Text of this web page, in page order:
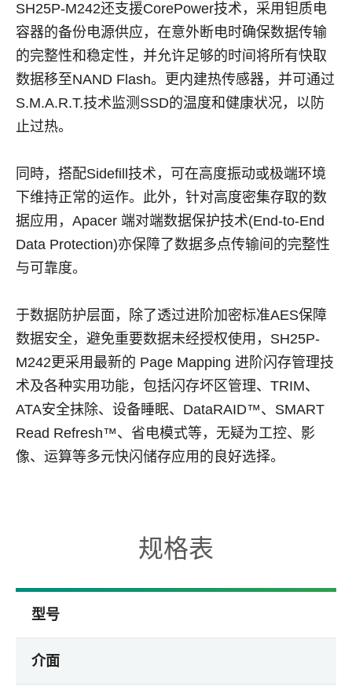
SH25P-M242还支援CorePower技术，采用钽质电
容器的备份电源供应，在意外断电时确保数据传输
的完整性和稳定性，并允许足够的时间将所有快取
数据移至NAND Flash。更内建热传感器，并可通过
S.M.A.R.T.技术监测SSD的温度和健康状况，以防
止过热。
同時，搭配Sidefill技术，可在高度振动或极端环境
下维持正常的运作。此外，针对高度密集存取的数
据应用，Apacer 端对端数据保护技术(End-to-End
Data Protection)亦保障了数据多点传输间的完整性
与可靠度。
于数据防护层面，除了透过进阶加密标准AES保障
数据安全，避免重要数据未经授权使用，SH25P-
M242更采用最新的 Page Mapping 进阶闪存管理技
术及各种实用功能，包括闪存坏区管理、TRIM、
ATA安全抹除、设备睡眠、DataRAID™、SMART
Read Refresh™、省电模式等，无疑为工控、影
像、运算等多元快闪储存应用的良好选择。
规格表
型号
介面